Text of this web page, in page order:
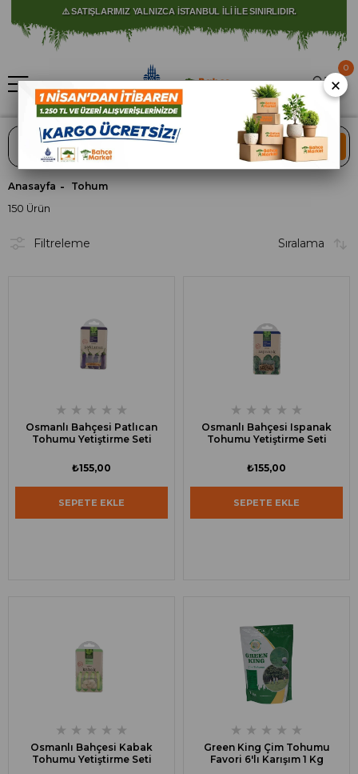
🚀 1250 TL ÜZERİ ALIŞVERİŞLERDE KARGO ÜCRETSİZ!
⚠️ SATIŞLARIMIZ YALNIZCA İSTANBUL İLİ İLE SINIRLIDIR.
ARA
0
Anasayfa
Tohum
150 Ürün
Filtreleme Sıralama
★ ★ ★ ★ ★
Osmanlı Bahçesi Patlıcan
Tohumu Yetiştirme Seti
₺155,00
SEPETE EKLE
★ ★ ★ ★ ★
Osmanlı Bahçesi Ispanak
Tohumu Yetiştirme Seti
₺155,00
SEPETE EKLE
★ ★ ★ ★ ★
Osmanlı Bahçesi Kabak
Tohumu Yetiştirme Seti
★ ★ ★ ★ ★
Green King Çim Tohumu
Favori 6'lı Karışım 1 Kg
×